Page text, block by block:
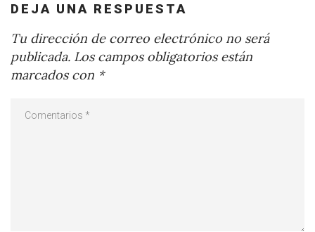
DEJA UNA RESPUESTA
Tu dirección de correo electrónico no será
publicada. Los campos obligatorios están
marcados con *